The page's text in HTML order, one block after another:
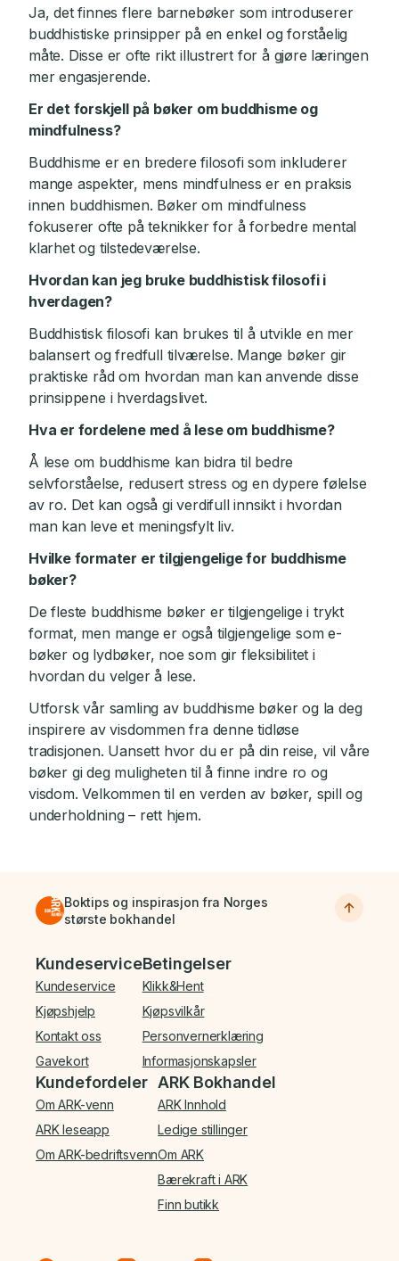
Ja, det finnes flere barnebøker som introduserer
buddhistiske prinsipper på en enkel og forståelig
måte. Disse er ofte rikt illustrert for å gjøre læringen
mer engasjerende.
Er det forskjell på bøker om buddhisme og
mindfulness?
Buddhisme er en bredere filosofi som inkluderer
mange aspekter, mens mindfulness er en praksis
innen buddhismen. Bøker om mindfulness
fokuserer ofte på teknikker for å forbedre mental
klarhet og tilstedeværelse.
Hvordan kan jeg bruke buddhistisk filosofi i
hverdagen?
Buddhistisk filosofi kan brukes til å utvikle en mer
balansert og fredfull tilværelse. Mange bøker gir
praktiske råd om hvordan man kan anvende disse
prinsippene i hverdagslivet.
Hva er fordelene med å lese om buddhisme?
Å lese om buddhisme kan bidra til bedre
selvforståelse, redusert stress og en dypere følelse
av ro. Det kan også gi verdifull innsikt i hvordan
man kan leve et meningsfylt liv.
Hvilke formater er tilgjengelige for buddhisme
bøker?
De fleste buddhisme bøker er tilgjengelige i trykt
format, men mange er også tilgjengelige som e-
bøker og lydbøker, noe som gir fleksibilitet i
hvordan du velger å lese.
Utforsk vår samling av buddhisme bøker og la deg
inspirere av visdommen fra denne tidløse
tradisjonen. Uansett hvor du er på din reise, vil våre
bøker gi deg muligheten til å finne indre ro og
visdom. Velkommen til en verden av bøker, spill og
underholdning – rett hjem.
Boktips og inspirasjon fra Norges
største bokhandel
Bunnmeny
Kundeservice
Kundeservice
Kjøpshjelp
Kontakt oss
Gavekort
Betingelser
Klikk&Hent
Kjøpsvilkår
Personvernerklæring
Informasjonskapsler
Kundefordeler
Om ARK-venn
ARK leseapp
Om ARK-bedriftsvenn
ARK Bokhandel
ARK Innhold
Ledige stillinger
Om ARK
Bærekraft i ARK
Finn butikk